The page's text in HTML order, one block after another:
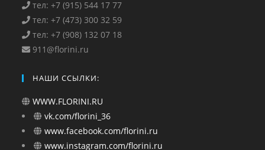
тел: +7 (915) 544 17 77
тел: +7 (473) 300 32 59
тел: +7 (908) 132 07 18
911@florini.ru
НАШИ ССЫЛКИ:
WWW.FLORINI.RU
vk.com/florini_36
www.facebook.com/florini.ru
www.instagram.com/florini.ru